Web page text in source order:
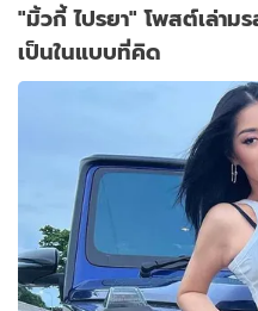
"มิ้วกี้ ไปรยา" โพสต์เล่าม
เป็นในแบบที่คิด